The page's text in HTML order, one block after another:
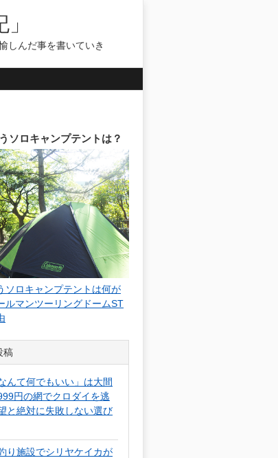
しんだ事を書いていき
ソロキャンプテントは？
ソロキャンプテントは何が
ルマンツーリングドームST
稿
んて何でもいい」は大間
円の網でクロダイを逃
と絶対に失敗しない選び
り施設でシリヤケイカが